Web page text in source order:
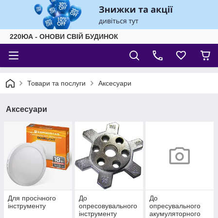
220ЮА - ОНОВИ СВІЙ БУДИНОК
Товари та послуги Аксесуари
Аксесуари
Для просічного
інструменту
До
опресовувального
інструменту
До
опресувального
акумуляторного